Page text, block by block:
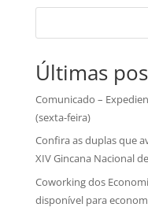
Últimas
Comunicado –
(sexta-feira)
Confira as duplas que
XIV Gincana Nacional
Coworking dos
disponível para